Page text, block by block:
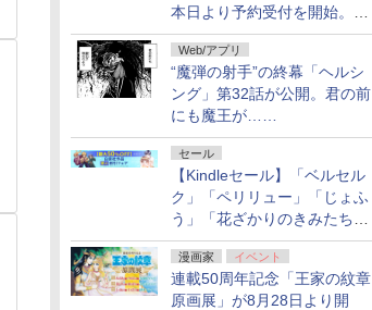
本日より予約受付を開始。8
月16日まで
Web/アプリ
“魔弾の射手”の終幕「ヘルシ
ング」第32話が公開。君の前
にも魔王が……
セール
【Kindleセール】「ベルセル
ク」「ペリリュー」「じょふ
う」「花ざかりのきみたち
へ」などが最大50％オフ！
「白泉社 夏の大割引セー
ル」が開催中！
漫画家 イベント
連載50周年記念「王家の紋章
原画展」が8月28日より開